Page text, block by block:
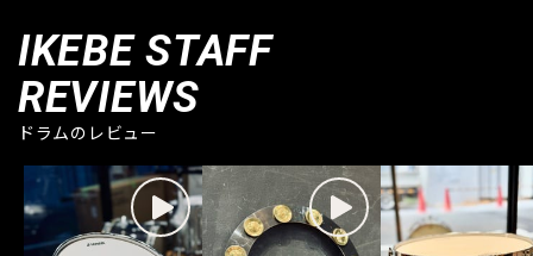
IKEBE STAFF
REVIEWS
ドラムのレビュー